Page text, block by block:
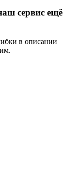
сервис ещё
в описании